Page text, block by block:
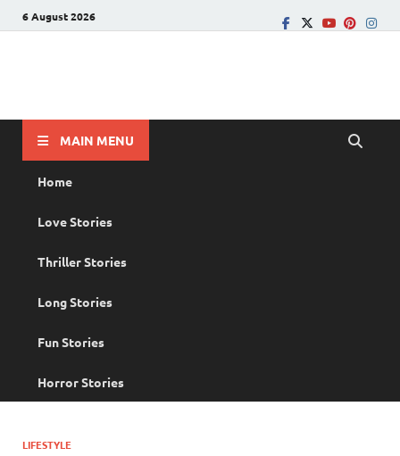
6 August 2026
MAIN MENU
Home
Love Stories
Thriller Stories
Long Stories
Fun Stories
Horror Stories
LIFESTYLE